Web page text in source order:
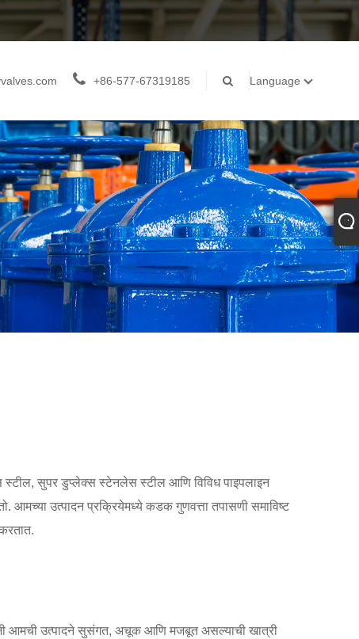
+86-577-67319185 Language
स्टील, सुपर डुप्लेक्स स्टेनलेस स्टील आणि विविध पाइपलाइन
आमच्या उत्पादन प्रक्रियेमध्ये कडक गुणवत्ता तपासणी समाविष्ट
जी आमची उत्पादने सुसंगत, अचूक आणि मजबूत असल्याची खात्री